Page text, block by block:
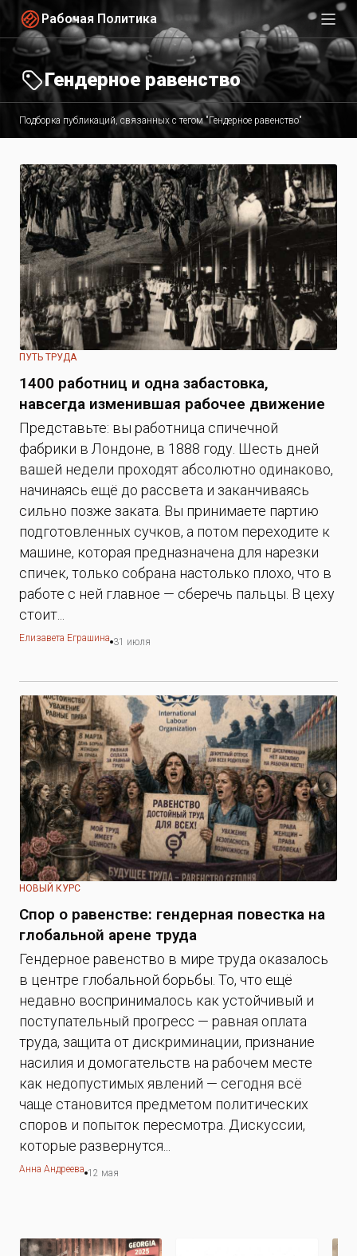
Рабочая Политика
Гендерное равенство
Подборка публикаций, связанных с тегом "Гендерное равенство"
ПУТЬ ТРУДА
1400 работниц и одна забастовка,
навсегда изменившая рабочее движение
Представьте: вы работница спичечной
фабрики в Лондоне, в 1888 году. Шесть дней
вашей недели проходят абсолютно одинаково,
начинаясь ещё до рассвета и заканчиваясь
сильно позже заката. Вы принимаете партию
подготовленных сучков, а потом переходите к
машине, которая предназначена для нарезки
спичек, только собрана настолько плохо, что в
работе с ней главное — сберечь пальцы. В цеху
стоит...
Елизавета Еграшина 31 июля
НОВЫЙ КУРС
Спор о равенстве: гендерная повестка на
глобальной арене труда
Гендерное равенство в мире труда оказалось
в центре глобальной борьбы. То, что ещё
недавно воспринималось как устойчивый и
поступательный прогресс — равная оплата
труда, защита от дискриминации, признание
насилия и домогательств на рабочем месте
как недопустимых явлений — сегодня всё
чаще становится предметом политических
споров и попыток пересмотра. Дискуссии,
которые развернутся...
Анна Андреева 12 мая